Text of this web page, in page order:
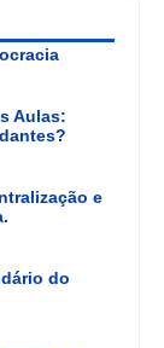
Aulas:
e
do